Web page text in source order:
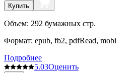
Купить
Объем: 292 бумажных стр.
Формат: epub, fb2, pdfRead, mobi
Подробнее
5.03Оценить